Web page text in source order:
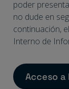
poder
no dude en
continuación,
Interno de
Acceso